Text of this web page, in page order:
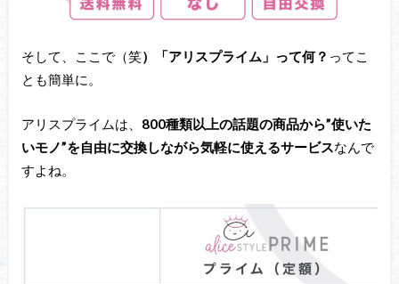
そして、ここで（笑）「アリスプライム」って何？ ってこ
とも簡単に。
アリスプライムは、 800種類以上の話題の商品から”使いた
いモノ”を自由に交換しながら気軽に使えるサービスなんで
すよね。